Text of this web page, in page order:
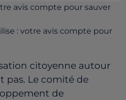
avis compte pour sauver
: votre avis compte pour
citoyenne autour
pas. Le comité de
de